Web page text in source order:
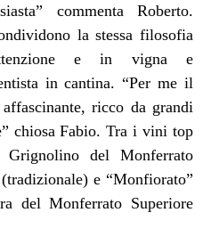
commenta Roberto.
la stessa filosofia
e in vigna e
in cantina. “Per me il
ricco da grandi
chiosa Fabio. Tra i vini top
del Monferrato
e “Monfiorato”
del Monferrato Superiore